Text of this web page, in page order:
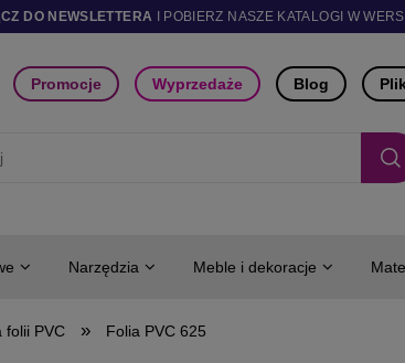
DO NEWSLETTERA I POBIERZ NASZE KATALOGI W
Promocje Wyprzedaże Blog
Narzędzia Meble i dekoracje
folii PVC » Folia PVC 625